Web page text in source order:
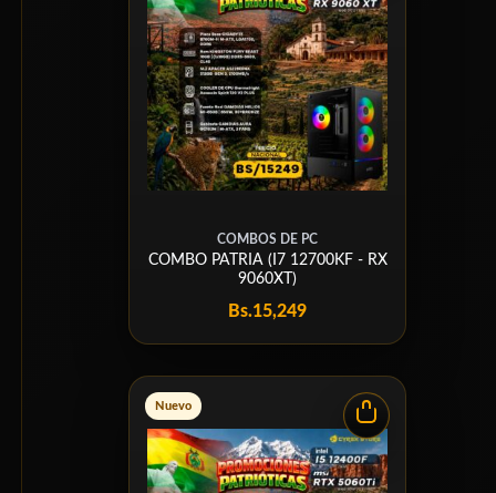
COMBOS DE PC
COMBO PATRIA (I7 12700KF - RX
9060XT)
Bs.15,249
Nuevo